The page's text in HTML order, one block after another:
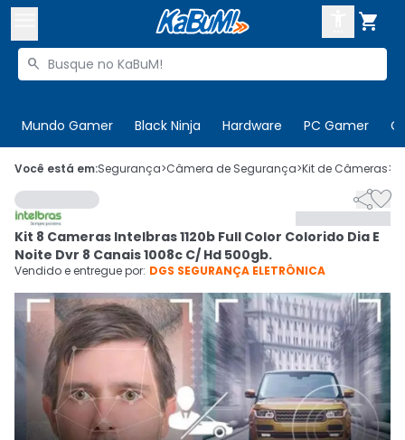

Buscar produtos

Mundo Gamer Black Ninja Hardware PC Gamer
 Olá. Acesse sua conta
 Departamentos
Cupons
 Ativar tradutor em libras
CADASTRE-SE
Você está em:Segurança>Câmera de Segurança>Kit de Câmeras>

Kit 8 Cameras Intelbras 1120b Full Color Colorido Dia E
Noite Dvr 8 Canais 1008c C/ Hd 500gb.
Vendido e entregue por: DGS SEGURANÇA ELETRÔNICA